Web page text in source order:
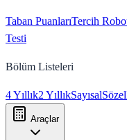
Taban PuanlarıTercih
Testi
Bölüm Listeleri
4 Yıllık2 YıllıkSayısalSözel
Araçlar